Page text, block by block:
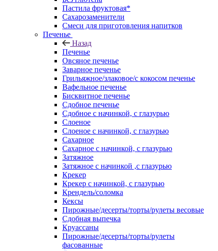
Пастила фруктовая*
Сахарозаменители
Смеси для приготовления напитков
Печенье
Назад
Печенье
Овсяное печенье
Заварное печенье
Грильяжное/злаковое/с кокосом печенье
Вафельное печенье
Бисквитное печенье
Сдобное печенье
Сдобное с начинкой, с глазурью
Слоеное
Слоеное с начинкой, с глазурью
Сахарное
Сахарное с начинкой, с глазурью
Затяжное
Затяжное с начинкой ,с глазурью
Крекер
Крекер с начинкой, с глазурью
Крендель/соломка
Кексы
Пирожные/десерты/торты/рулеты весовые
Сдобная выпечка
Круассаны
Пирожные/десерты/торты/рулеты
фасованные